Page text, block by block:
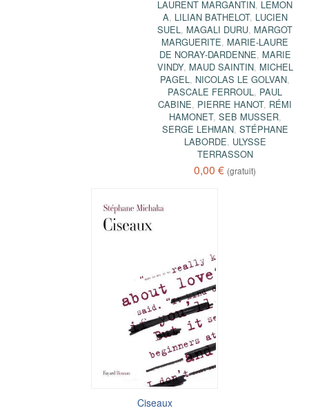
LAURENT MARGANTIN, LEMON
A, LILIAN BATHELOT, LUCIEN
SUEL, MAGALI DURU, MARGOT
MARGUERITE, MARIE-LAURE
DE NORAY-DARDENNE, MARIE
VINDY, MAUD SAINTIN, MICHEL
PAGEL, NICOLAS LE GOLVAN,
PASCALE FERROUL, PAUL
CABINE, PIERRE HANOT, RÉMI
HAMONET, SEB MUSSER,
SERGE LEHMAN, STÉPHANE
LABORDE, ULYSSE
TERRASSON
0,00 € (gratuit)
Ciseaux